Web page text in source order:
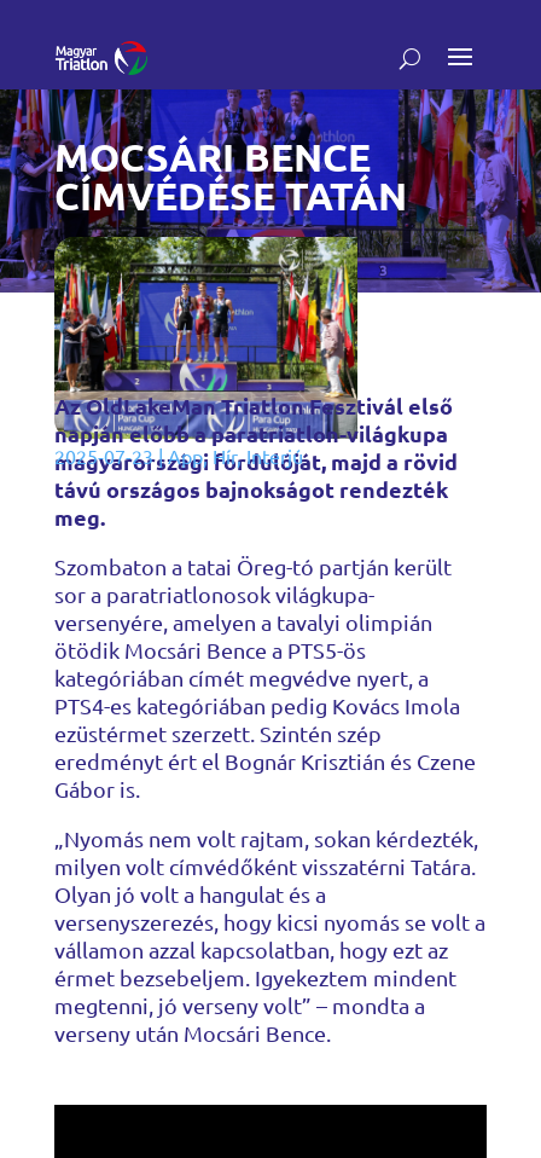
MOCSÁRI BENCE
CÍMVÉDÉSE TATÁN
2025-07-23|App, Hír,Interjú
Az OldLakeMan Triatlon Fesztivál első
napján előbb a paratriatlon-világkupa
magyarországi fordulóját, majd a rövid
távú országos bajnokságot rendezték
meg.
Szombaton a tatai Öreg-tó partján került
sor a paratriatlonosok világkupa-
versenyére, amelyen a tavalyi olimpián
ötödik Mocsári Bence a PTS5-ös
kategóriában címét megvédve nyert, a
PTS4-es kategóriában pedig Kovács Imola
ezüstérmet szerzett. Szintén szép
eredményt ért el Bognár Krisztián és Czene
Gábor is.
„Nyomás nem volt rajtam, sokan kérdezték,
milyen volt címvédőként visszatérni Tatára.
Olyan jó volt a hangulat és a
versenyszerezés, hogy kicsi nyomás se volt a
vállamon azzal kapcsolatban, hogy ezt az
érmet bezsebeljem. Igyekeztem mindent
megtenni, jó verseny volt” – mondta a
verseny után Mocsári Bence.